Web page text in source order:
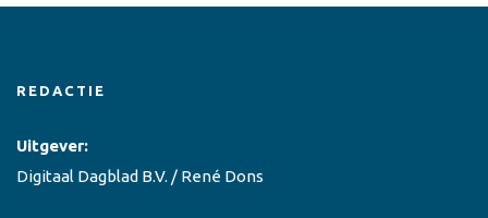
REDACTIE
Uitgever:
Digitaal Dagblad B.V. / René Dons